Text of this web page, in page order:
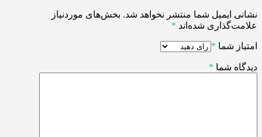
نشانی ایمیل شما منتشر نخواهد شد. بخش‌های موردنیاز
علامت‌گذاری شده‌اند *
امتیاز شما *
دیدگاه شما *